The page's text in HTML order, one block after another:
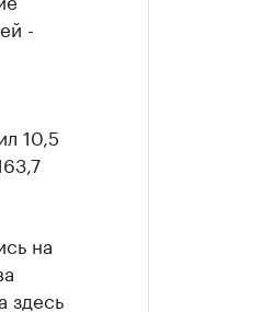
-
10,5
на
здесь